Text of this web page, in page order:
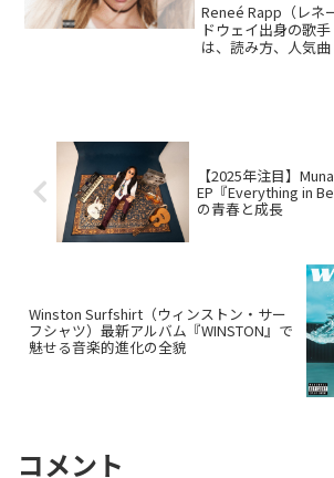
Reneé Rapp（レネ
ドウェイ出身の歌
は、読み方、人気曲
【2025年注目】
EP『Everything in
の青春と成長
Winston Surfshirt（ウィンストン・サー
フシャツ）最新アルバム『WINSTON』で
魅せる音楽的進化の全貌
コメント